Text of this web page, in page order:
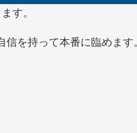
す。
を持って本番に臨めます。